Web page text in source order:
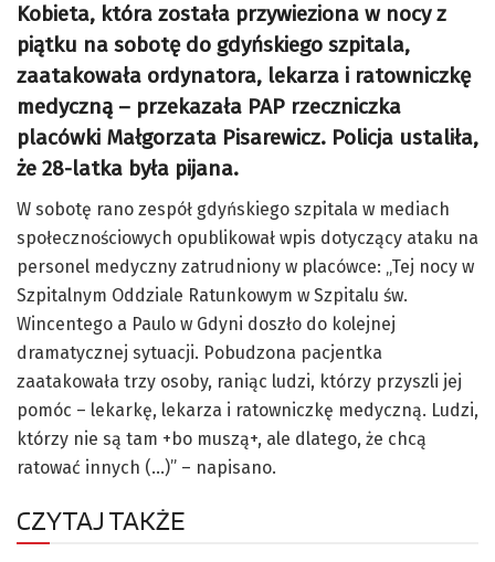
Kobieta, która została przywieziona w nocy z
piątku na sobotę do gdyńskiego szpitala,
zaatakowała ordynatora, lekarza i ratowniczkę
medyczną – przekazała PAP rzeczniczka
placówki Małgorzata Pisarewicz. Policja ustaliła,
że 28-latka była pijana.
W sobotę rano zespół gdyńskiego szpitala w mediach
społecznościowych opublikował wpis dotyczący ataku na
personel medyczny zatrudniony w placówce: „Tej nocy w
Szpitalnym Oddziale Ratunkowym w Szpitalu św.
Wincentego a Paulo w Gdyni doszło do kolejnej
dramatycznej sytuacji. Pobudzona pacjentka
zaatakowała trzy osoby, raniąc ludzi, którzy przyszli jej
pomóc – lekarkę, lekarza i ratowniczkę medyczną. Ludzi,
którzy nie są tam +bo muszą+, ale dlatego, że chcą
ratować innych (…)” – napisano.
CZYTAJ TAKŻE